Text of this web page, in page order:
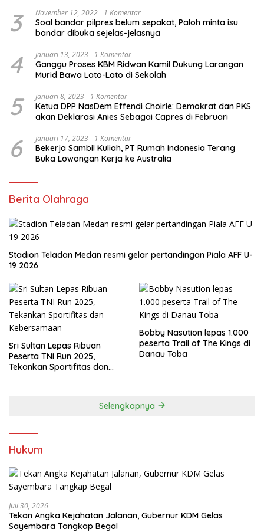
3 November 12, 2022 1 Komentar
Soal bandar pilpres belum sepakat, Paloh minta isu
bandar dibuka sejelas-jelasnya
4 Januari 13, 2023 1 Komentar
Ganggu Proses KBM Ridwan Kamil Dukung Larangan
Murid Bawa Lato-Lato di Sekolah
5 Januari 8, 2023 1 Komentar
Ketua DPP NasDem Effendi Choirie: Demokrat dan PKS
akan Deklarasi Anies Sebagai Capres di Februari
6 Januari 17, 2023 1 Komentar
Bekerja Sambil Kuliah, PT Rumah Indonesia Terang
Buka Lowongan Kerja ke Australia
Berita Olahraga
Stadion Teladan Medan resmi gelar pertandingan Piala AFF U-
19 2026
Sri Sultan Lepas Ribuan
Peserta TNI Run 2025,
Tekankan Sportifitas dan
Bobby Nasution lepas 1.000
peserta Trail of The Kings di
Danau Toba
Selengkapnya
Hukum
Juli 30, 2026
Tekan Angka Kejahatan Jalanan, Gubernur KDM Gelas
Sayembara Tangkap Begal